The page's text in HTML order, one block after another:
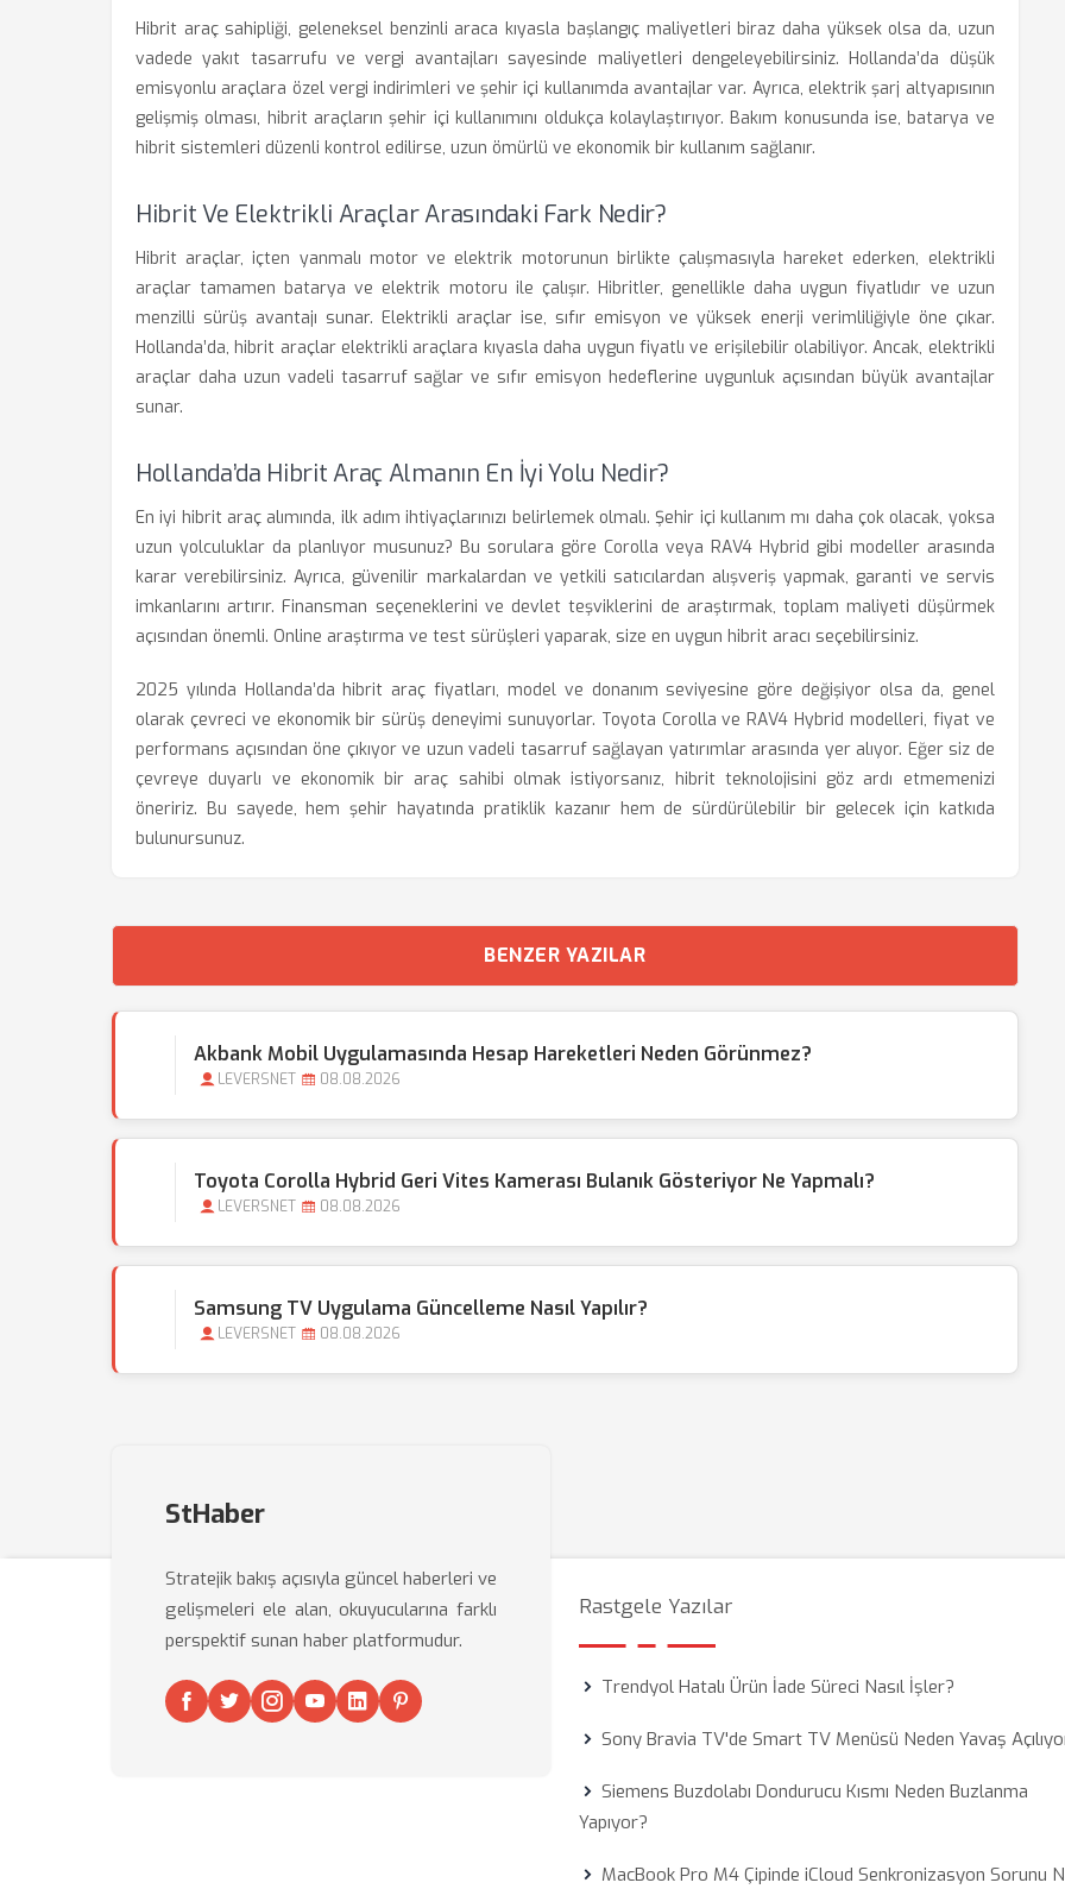
Hibrit araç sahipliği, geleneksel benzinli araca kıyasla başlangıç maliyetleri biraz daha yüksek olsa da, uzun
vadede yakıt tasarrufu ve vergi avantajları sayesinde maliyetleri dengeleyebilirsiniz. Hollanda’da düşük
emisyonlu araçlara özel vergi indirimleri ve şehir içi kullanımda avantajlar var. Ayrıca, elektrik şarj altyapısının
gelişmiş olması, hibrit araçların şehir içi kullanımını oldukça kolaylaştırıyor. Bakım konusunda ise, batarya ve
hibrit sistemleri düzenli kontrol edilirse, uzun ömürlü ve ekonomik bir kullanım sağlanır.
Hibrit Ve Elektrikli Araçlar Arasındaki Fark Nedir?
Hibrit araçlar, içten yanmalı motor ve elektrik motorunun birlikte çalışmasıyla hareket ederken, elektrikli
araçlar tamamen batarya ve elektrik motoru ile çalışır. Hibritler, genellikle daha uygun fiyatlıdır ve uzun
menzilli sürüş avantajı sunar. Elektrikli araçlar ise, sıfır emisyon ve yüksek enerji verimliliğiyle öne çıkar.
Hollanda’da, hibrit araçlar elektrikli araçlara kıyasla daha uygun fiyatlı ve erişilebilir olabiliyor. Ancak, elektrikli
araçlar daha uzun vadeli tasarruf sağlar ve sıfır emisyon hedeflerine uygunluk açısından büyük avantajlar
sunar.
Hollanda’da Hibrit Araç Almanın En İyi Yolu Nedir?
En iyi hibrit araç alımında, ilk adım ihtiyaçlarınızı belirlemek olmalı. Şehir içi kullanım mı daha çok olacak, yoksa
uzun yolculuklar da planlıyor musunuz? Bu sorulara göre Corolla veya RAV4 Hybrid gibi modeller arasında
karar verebilirsiniz. Ayrıca, güvenilir markalardan ve yetkili satıcılardan alışveriş yapmak, garanti ve servis
imkanlarını artırır. Finansman seçeneklerini ve devlet teşviklerini de araştırmak, toplam maliyeti düşürmek
açısından önemli. Online araştırma ve test sürüşleri yaparak, size en uygun hibrit aracı seçebilirsiniz.
2025 yılında Hollanda’da hibrit araç fiyatları, model ve donanım seviyesine göre değişiyor olsa da, genel
olarak çevreci ve ekonomik bir sürüş deneyimi sunuyorlar. Toyota Corolla ve RAV4 Hybrid modelleri, fiyat ve
performans açısından öne çıkıyor ve uzun vadeli tasarruf sağlayan yatırımlar arasında yer alıyor. Eğer siz de
çevreye duyarlı ve ekonomik bir araç sahibi olmak istiyorsanız, hibrit teknolojisini göz ardı etmemenizi
öneririz. Bu sayede, hem şehir hayatında pratiklik kazanır hem de sürdürülebilir bir gelecek için katkıda
bulunursunuz.
BENZER YAZILAR
Akbank Mobil Uygulamasında Hesap Hareketleri Neden Görünmez?
LEVERSNET 08.08.2026
Toyota Corolla Hybrid Geri Vites Kamerası Bulanık Gösteriyor Ne Yapmalı?
LEVERSNET 08.08.2026
Samsung TV Uygulama Güncelleme Nasıl Yapılır?
LEVERSNET 08.08.2026
StHaber
Stratejik bakış açısıyla güncel haberleri ve
gelişmeleri ele alan, okuyucularına farklı
perspektif sunan haber platformudur.
Rastgele Yazılar
Trendyol Hatalı Ürün İade Süreci Nasıl İşler?
Sony Bravia TV'de Smart TV Menüsü Neden Yavaş
Siemens Buzdolabı Dondurucu Kısmı Neden Buzlanma
Yapıyor?
MacBook Pro M4 Çipinde iCloud Senkronizasyon Sorunu